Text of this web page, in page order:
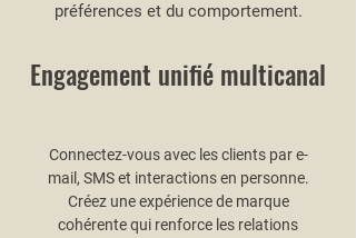
préférences et du comportement.
Engagement unifié multicanal
Connectez-vous avec les clients par e-
mail, SMS et interactions en personne.
Créez une expérience de marque
cohérente qui renforce les relations